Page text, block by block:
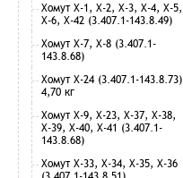
Хомут Х-1, Х-2, Х-3, Х-4, Х-5,
Х-6, Х-42 (3.407.1-143.8.49)
Хомут Х-7, Х-8 (3.407.1-
143.8.68)
Хомут Х-24 (3.407.1-143.8.73)
4,70 кг
Хомут Х-9, Х-23, Х-37, Х-38,
Х-39, Х-40, Х-41 (3.407.1-
143.8.68)
Хомут Х-33, Х-34, Х-35, Х-36